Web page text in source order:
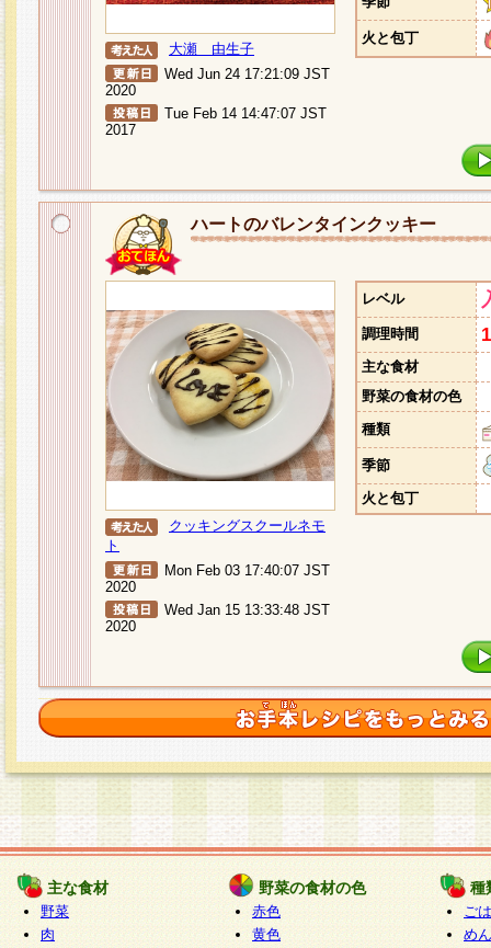
大瀬 由生子
Wed Jun 24 17:21:09 JST
2020
Tue Feb 14 14:47:07 JST
2017
火と包丁
ハートのバレンタインクッキー
クッキングスクールネモ
ト
Mon Feb 03 17:40:07 JST
2020
Wed Jan 15 13:33:48 JST
2020
レベル
調理時間
主な食材
野菜の食材の色
種類
季節
火と包丁
主な食材
野菜
肉
野菜の食材の色
赤色
黄色
種
ご
めん